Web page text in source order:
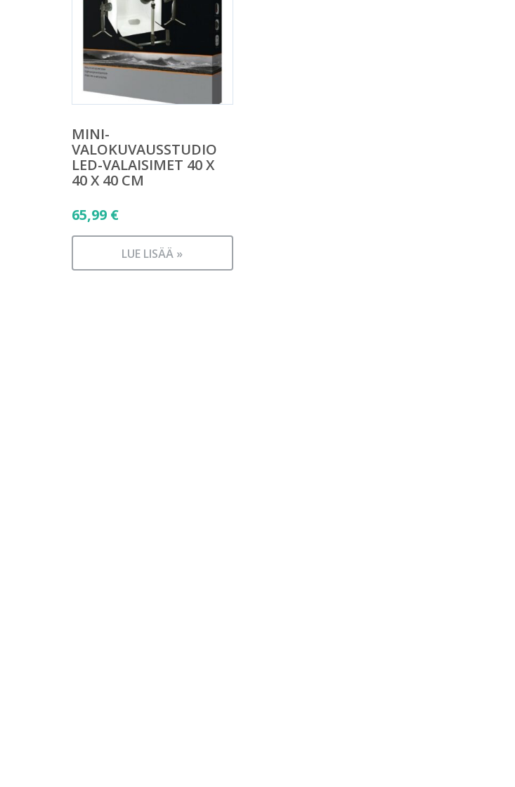
MINI-
VALOKUVAUSSTUDIO
LED-VALAISIMET 40 X
40 X 40 CM
65,99 €
LUE LISÄÄ »